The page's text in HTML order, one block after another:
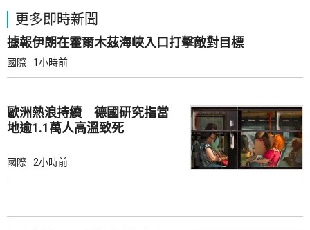
更多即時新聞
據報伊朗在霍爾木茲海峽入口打擊敵對目標
國際 1小時前
歐洲熱浪持續 德國研究指當
地逾1.1萬人高溫致死
國際 2小時前